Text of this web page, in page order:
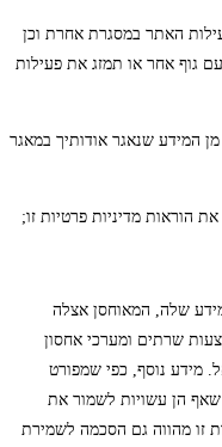
האתר במסגרת אחרת וכן
גוף אחר או תמזג את פעילות
המידע שנאגר אודותיך במאגר
הוראות מדיניות פרטיות זו;
שלה, המאוחסן אצלה
שרתים ומערכי אחסון
מידע נוסף, כפי שמפורט
שאף הן עשויות לשמור את
זו מהווה גם הסכמה לשמירת